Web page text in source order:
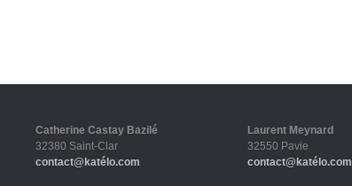
Catherine Castay Bazilé
32380 Saint-Clar
contact@katélo.com
Laurent Meynard
32550 Pavie
contact@katélo.com